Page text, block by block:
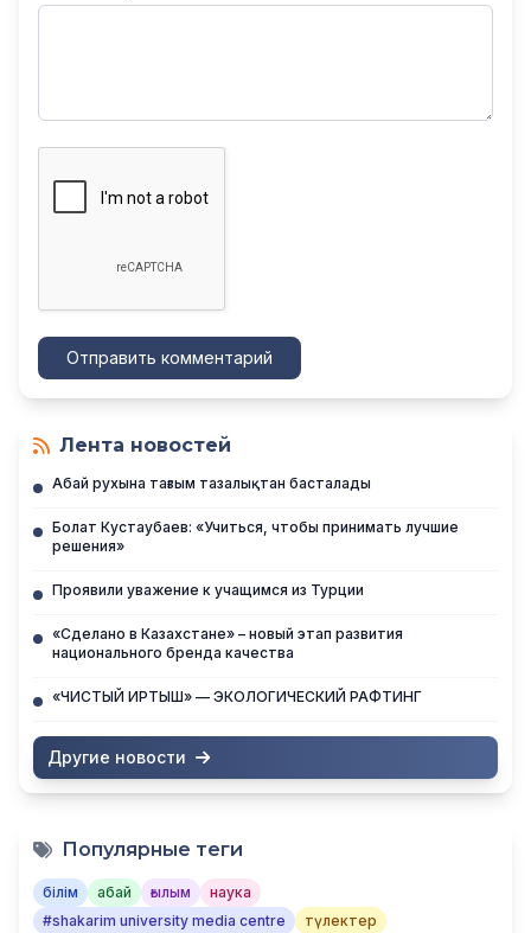
Отправить комментарий
Лента новостей
Абай рухына тағзым тазалықтан басталады
Болат Кустаубаев: «Учиться, чтобы принимать лучшие
решения»
Проявили уважение к учащимся из Турции
«Сделано в Казахстане» – новый этап развития
национального бренда качества
«ЧИСТЫЙ ИРТЫШ» — ЭКОЛОГИЧЕСКИЙ РАФТИНГ
Другие новости
Популярные теги
білім абай ғылым
наука
#shakarim university media centre
түлектер